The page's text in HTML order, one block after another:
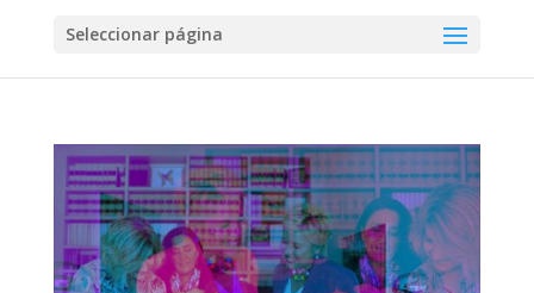
Seleccionar página